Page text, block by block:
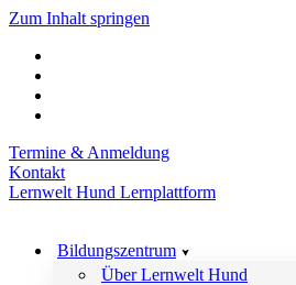
Zum Inhalt springen
Termine & Anmeldung
Kontakt
Lernwelt Hund Lernplattform
Bildungszentrum
Über Lernwelt Hund